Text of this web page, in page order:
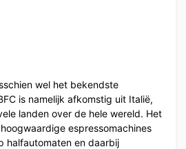
wel het bekendste
is namelijk afkomstig uit Italië,
landen over de hele wereld. Het
espressomachines
halfautomaten en daarbij